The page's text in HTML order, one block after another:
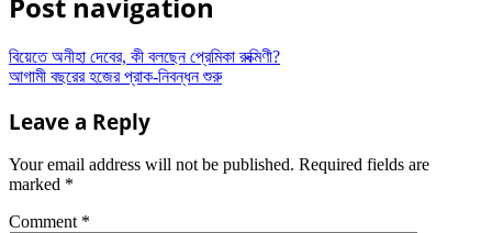
বিয়েতে অনীহা দেবের, কী বলছেন প্রেমিকা রুক্মিণী?
আগামী বছরের হজের প্রাক-নিবন্ধন শুরু
Leave a Reply
Your email address will not be published. Required fields are
marked *
Comment *